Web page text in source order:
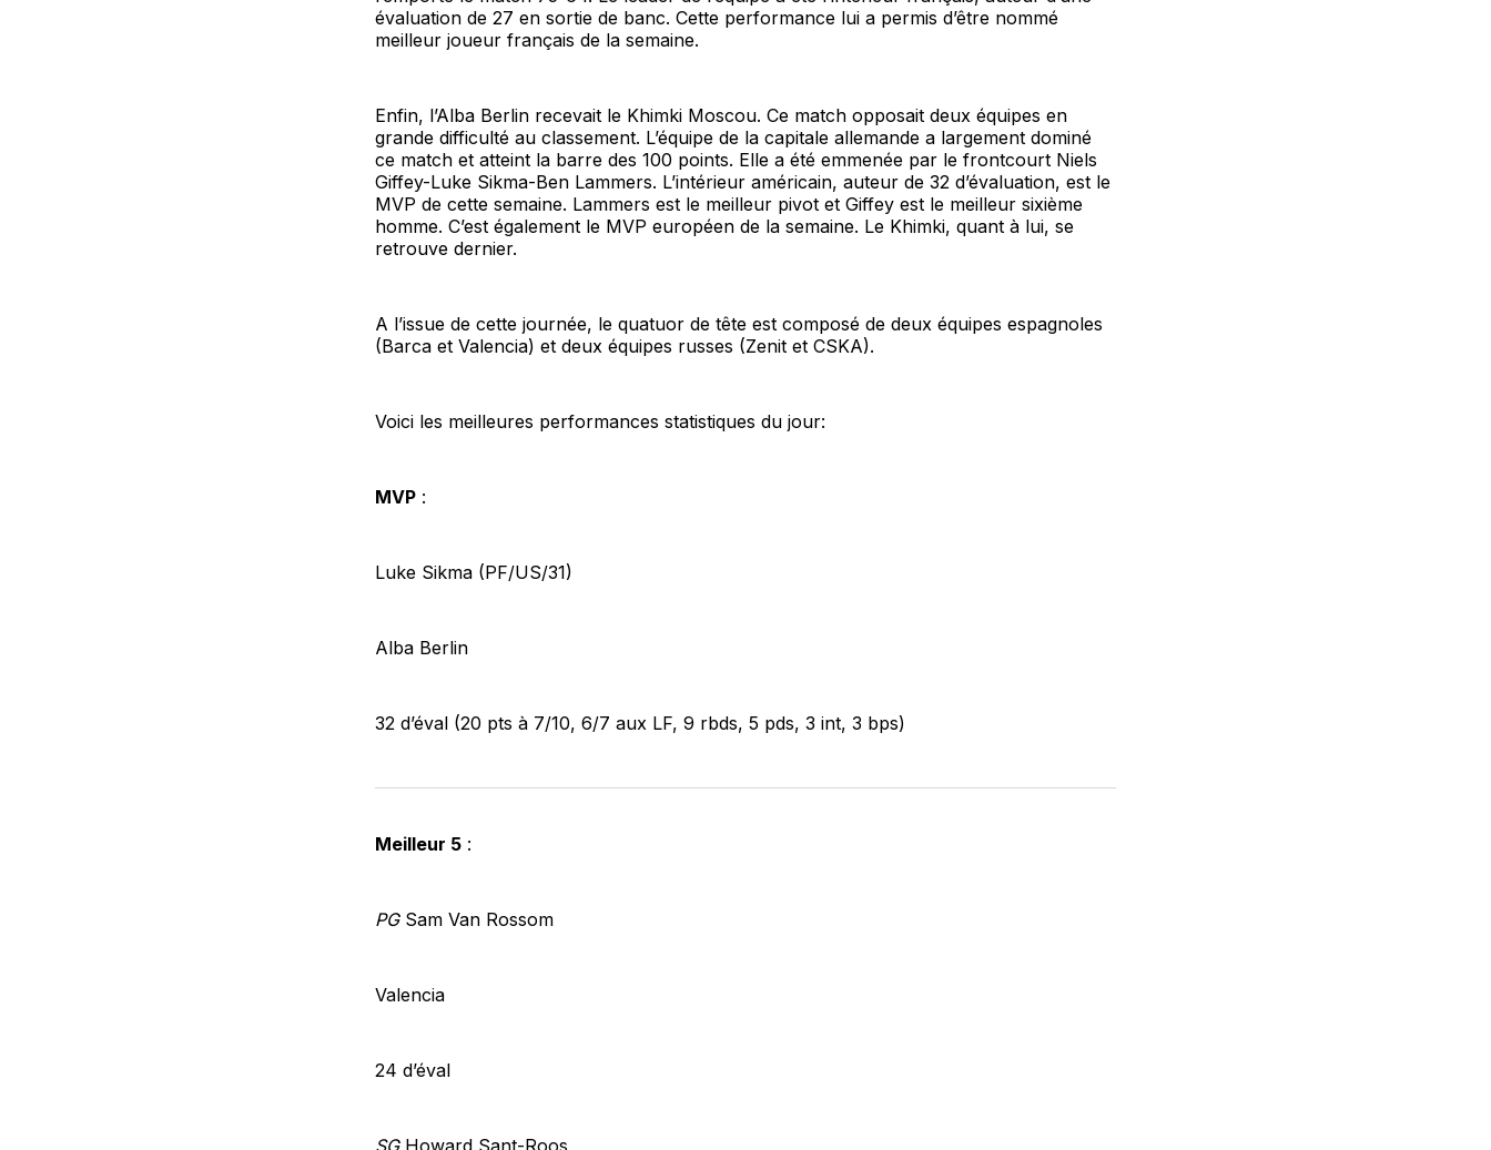
évaluation de 27 en sortie de banc. Cette performance lui a permis d’être nommé
meilleur joueur français de la semaine.
Enfin, l’Alba Berlin recevait le Khimki Moscou. Ce match opposait deux équipes en
grande difficulté au classement. L’équipe de la capitale allemande a largement dominé
ce match et atteint la barre des 100 points. Elle a été emmenée par le frontcourt Niels
Giffey-Luke Sikma-Ben Lammers. L’intérieur américain, auteur de 32 d’évaluation, est le
MVP de cette semaine. Lammers est le meilleur pivot et Giffey est le meilleur sixième
homme. C’est également le MVP européen de la semaine. Le Khimki, quant à lui, se
retrouve dernier.
A l’issue de cette journée, le quatuor de tête est composé de deux équipes espagnoles
(Barca et Valencia) et deux équipes russes (Zenit et CSKA).
Voici les meilleures performances statistiques du jour:
MVP :
Luke Sikma (PF/US/31)
Alba Berlin
32 d’éval (20 pts à 7/10, 6/7 aux LF, 9 rbds, 5 pds, 3 int, 3 bps)
Meilleur 5 :
PGSam Van Rossom
Valencia
24 d’éval
SGHoward Sant-Roos